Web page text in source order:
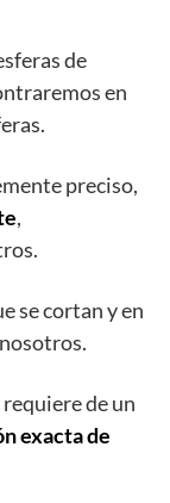
de
en
preciso,
,
se cortan y en
de un
exacta de